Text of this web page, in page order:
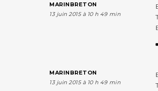
MARINBRETON
13 juin 2015 à 10 h 49 min
MARINBRETON
13 juin 2015 à 10 h 49 min